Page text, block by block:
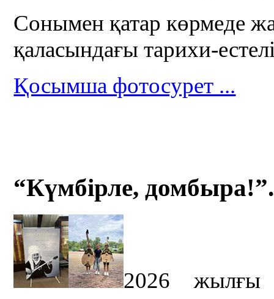
Сонымен қатар көрмеде
қаласындағы тарихи-
Қосымша фотосурет ...
“Күмбірле,
2026 жылғы